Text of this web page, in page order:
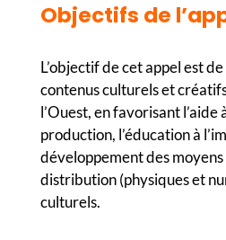
Objectifs de
L’objectif de cet appel est
contenus culturels et
l’Ouest, en favorisant l’aide
production, l’éducation à
développement des
distribution (physiques et
culturels.